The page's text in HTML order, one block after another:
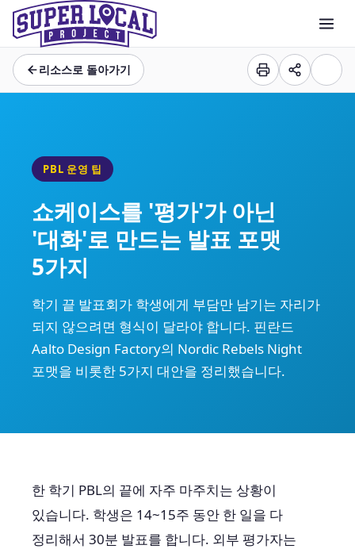
리소스로 돌아가기
PBL 운영 팁
쇼케이스를 '평가'가 아닌
'대화'로 만드는 발표 포맷
5가지
학기 끝 발표회가 학생에게 부담만 남기는 자리가
되지 않으려면 형식이 달라야 합니다. 핀란드
Aalto Design Factory의 Nordic Rebels Night
포맷을 비롯한 5가지 대안을 정리했습니다.
한 학기 PBL의 끝에 자주 마주치는 상황이
있습니다. 학생은 14~15주 동안 한 일을 다
정리해서 30분 발표를 합니다. 외부 평가자는